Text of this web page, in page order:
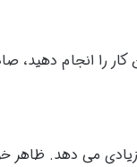
انجام دهید،
می دهد. ظاهر